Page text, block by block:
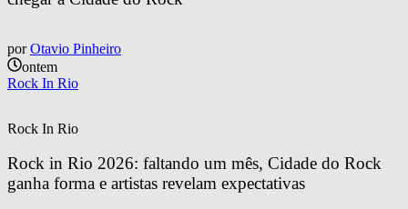
por Otavio Pinheiro
ontem
Rock In Rio
Rock In Rio
Rock in Rio 2026: faltando um mês, Cidade do Rock
ganha forma e artistas revelam expectativas